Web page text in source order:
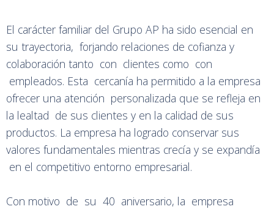
El carácter familiar del Grupo AP ha sido esencial en
su trayectoria, forjando relaciones de cofianza y
colaboración tanto con clientes como con
empleados. Esta cercanía ha permitido a la empresa
ofrecer una atención personalizada que se refleja en
la lealtad de sus clientes y en la calidad de sus
productos. La empresa ha logrado conservar sus
valores fundamentales mientras crecía y se expandía
en el competitivo entorno empresarial.
Con motivo de su 40 aniversario, la empresa